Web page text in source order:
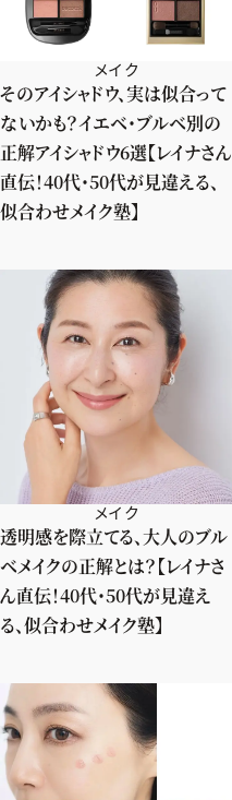
メイク
そのアイシャドウ、実は似合って
ないかも？イエベ・ブルベ別の
正解アイシャドウ6選【レイナさん
直伝！40代・50代が見違える、
似合わせメイク塾】
メイク
透明感を際立てる、大人のブル
ベメイクの正解とは？【レイナさ
ん直伝！40代・50代が見違え
る、似合わせメイク塾】